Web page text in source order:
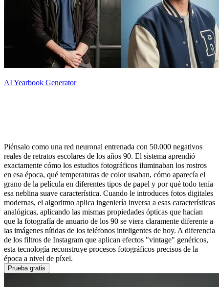
AI Yearbook Generator
Piénsalo como una red neuronal entrenada con 50.000 negativos
reales de retratos escolares de los años 90. El sistema aprendió
exactamente cómo los estudios fotográficos iluminaban los rostros
en esa época, qué temperaturas de color usaban, cómo aparecía el
grano de la película en diferentes tipos de papel y por qué todo tenía
esa neblina suave característica. Cuando le introduces fotos digitales
modernas, el algoritmo aplica ingeniería inversa a esas características
analógicas, aplicando las mismas propiedades ópticas que hacían
que la fotografía de anuario de los 90 se viera claramente diferente a
las imágenes nítidas de los teléfonos inteligentes de hoy. A diferencia
de los filtros de Instagram que aplican efectos "vintage" genéricos,
esta tecnología reconstruye procesos fotográficos precisos de la
época a nivel de píxel.
Prueba gratis